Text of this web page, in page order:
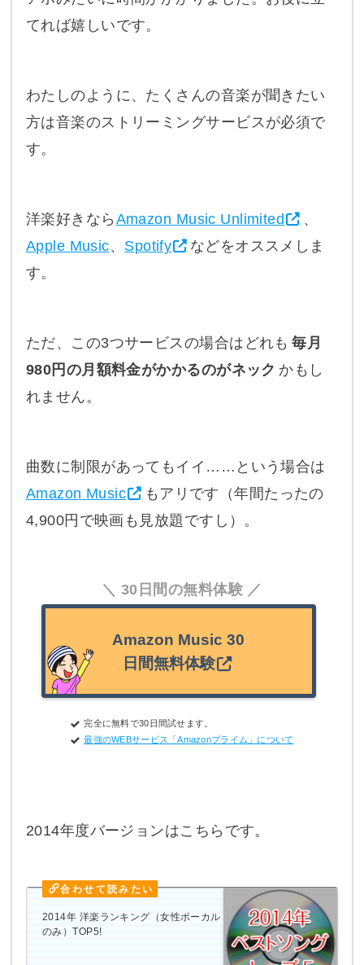
てれば嬉しいです。
わたしのように、たくさんの音楽が聞きたい
方は音楽のストリーミングサービスが必須で
す。
洋楽好きなら Amazon Music Unlimited
、
Apple Music、 Spotify
などをオススメしま
す。
ただ、この3つサービスの場合はどれも 毎月
980円の月額料金がかかるのがネック かもし
れません。
曲数に制限があってもイイ……という場合は
Amazon Music
もアリです（年間たったの
4,900円で映画も見放題ですし）。
30日間の無料体験
Amazon Music 30
日間無料体験
完全に無料で30日間試せます。
最強のWEBサービス「Amazonプライム」について
2014年度バージョンはこちらです。
2014年 洋楽ランキング（女性ボーカル
のみ）TOP5!